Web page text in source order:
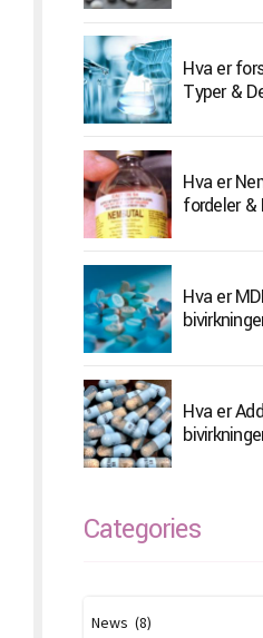
Hva er
Typer &
Hva er
fordeler &
Hva er
Hva er
Categories